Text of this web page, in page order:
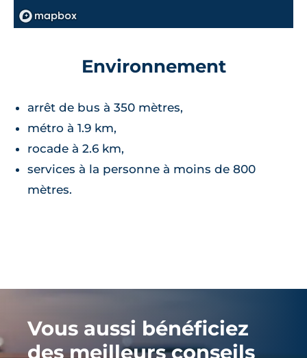
Environnement
arrêt de bus à 350 mètres,
métro à 1.9 km,
rocade à 2.6 km,
services à la personne à moins de 800
mètres.
Vous aussi bénéficiez
des meilleurs conseils